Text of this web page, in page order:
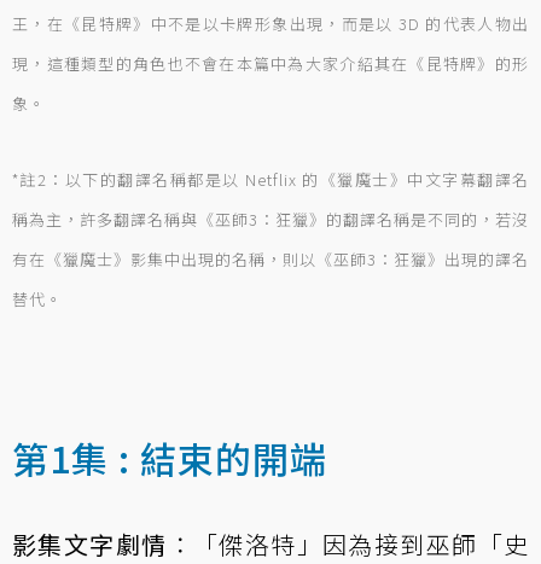
王，在《昆特牌》中不是以卡牌形象出現，而是以 3D 的代表人物出
現，這種類型的角色也不會在本篇中為大家介紹其在《昆特牌》的形
象。
*註2：以下的翻譯名稱都是以 Netflix 的《獵魔士》中文字幕翻譯名
稱為主，許多翻譯名稱與《巫師3：狂獵》的翻譯名稱是不同的，若沒
有在《獵魔士》影集中出現的名稱，則以《巫師3：狂獵》出現的譯名
替代。
第1集 : 結束的開端
影集文字劇情 ：「傑洛特」因為接到巫師「史